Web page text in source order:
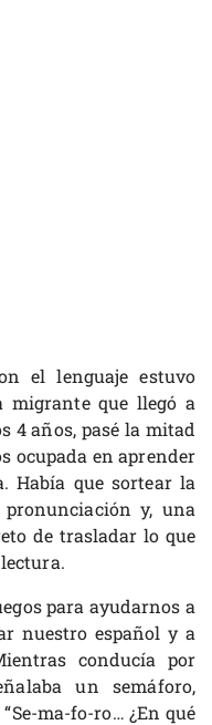
el lenguaje estuvo
migrante que llegó a
4 años, pasé la mitad
ocupada en aprender
Había que sortear la
y, una
de trasladar lo que
para ayudarnos a
nuestro español y a
conducía por
un semáforo,
ma-fo-ro… ¿En qué